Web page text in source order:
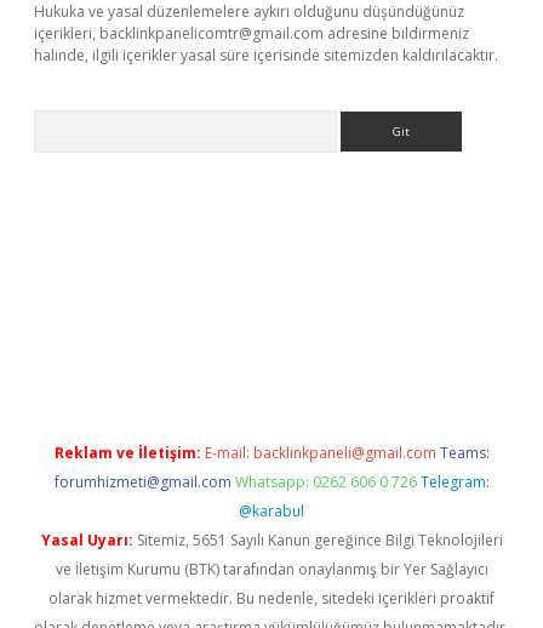
Hukuka ve yasal düzenlemelere aykırı olduğunu düşündüğünüz
içerikleri, backlinkpanelicomtr@gmail.com adresine bildirmeniz
halinde, ilgili içerikler yasal süre içerisinde sitemizden kaldırılacaktır.
Reklam ve İletişim: E-mail: backlinkpaneli@gmail.com Teams:
forumhizmeti@gmail.com Whatsapp: 0262 606 0 726 Telegram:
@karabul
Yasal Uyarı: Sitemiz, 5651 Sayılı Kanun gereğince Bilgi Teknolojileri
ve İletişim Kurumu (BTK) tarafından onaylanmış bir Yer Sağlayıcı
olarak hizmet vermektedir. Bu nedenle, sitedeki içerikleri proaktif